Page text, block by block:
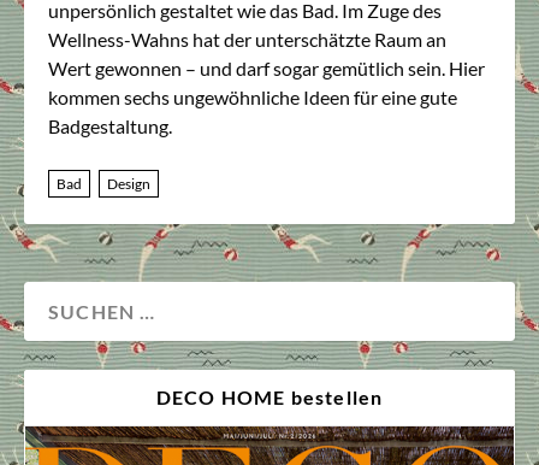
unpersönlich gestaltet wie das Bad. Im Zuge des
Wellness-Wahns hat der unterschätzte Raum an
Wert gewonnen – und darf sogar gemütlich sein. Hier
kommen sechs ungewöhnliche Ideen für eine gute
Badgestaltung.
Bad Design
DECO HOME bestellen